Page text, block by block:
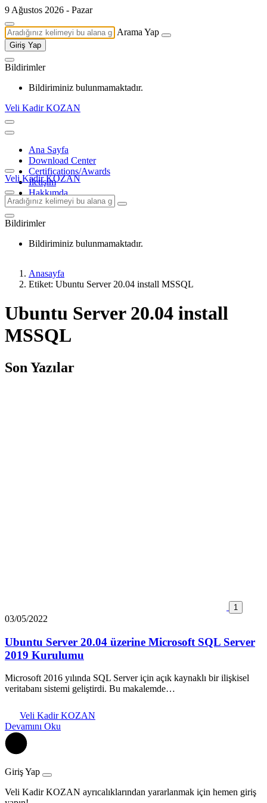
9 Ağustos 2026 - Pazar
Arama Yap
Giriş Yap
Bildirimler
Bildiriminiz bulunmamaktadır.
Veli Kadir KOZAN
Ana Sayfa
Download Center
Certifications/Awards
İletişim
Hakkımda
Veli Kadir KOZAN
Bildirimler
Bildiriminiz bulunmamaktadır.
Anasayfa
Etiket: Ubuntu Server 20.04 install MSSQL
Ubuntu Server 20.04 install
MSSQL
Son Yazılar
1
03/05/2022
Ubuntu Server 20.04 üzerine Microsoft SQL Server
2019 Kurulumu
Microsoft 2016 yılında SQL Server için açık kaynaklı bir ilişkisel
veritabanı sistemi geliştirdi. Bu makalemde…
Veli Kadir KOZAN
Devamını Oku
Giriş Yap
Veli Kadir KOZAN ayrıcalıklarından yararlanmak için hemen giriş